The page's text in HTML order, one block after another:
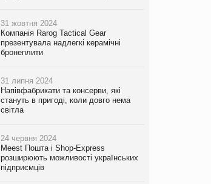
31 жовтня 2024
Компанія Rarog Tactical Gear
презентувала надлегкі керамічні
бронеплити
31 липня 2024
Напівфабрикати та консерви, які
стануть в пригоді, коли довго нема
світла
24 червня 2024
Meest Пошта і Shop-Express
розширюють можливості українських
підприємців